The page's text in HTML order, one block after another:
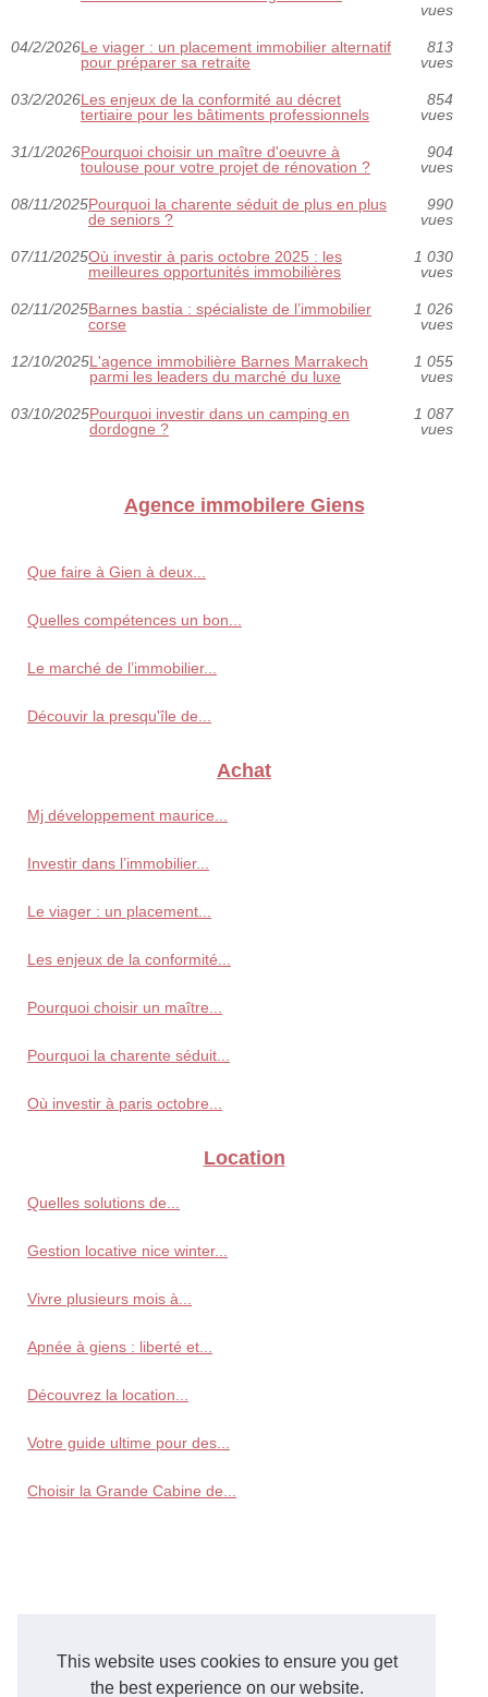
This website uses cookies to ensure you get
the best experience on our website.
vues
04/2/2026Le viager : un placement immobilier alternatif
pour préparer sa retraite
813
vues
03/2/2026Les enjeux de la conformité au décret
tertiaire pour les bâtiments professionnels
854
vues
31/1/2026Pourquoi choisir un maître d'oeuvre à
toulouse pour votre projet de rénovation ?
904
vues
08/11/2025Pourquoi la charente séduit de plus en plus
de seniors ?
990
vues
07/11/2025Où investir à paris octobre 2025 : les
meilleures opportunités immobilières
1 030
vues
02/11/2025Barnes bastia : spécialiste de l’immobilier
corse
1 026
vues
12/10/2025L'agence immobilière Barnes Marrakech
parmi les leaders du marché du luxe
1 055
vues
03/10/2025Pourquoi investir dans un camping en
dordogne ?
1 087
vues
Agence immobilere Giens
Que faire à Gien à deux...
Quelles compétences un bon...
Le marché de l’immobilier...
Découvir la presqu'île de...
Achat
Mj développement maurice...
Investir dans l’immobilier...
Le viager : un placement...
Les enjeux de la conformité...
Pourquoi choisir un maître...
Pourquoi la charente séduit...
Où investir à paris octobre...
Location
Quelles solutions de...
Gestion locative nice winter...
Vivre plusieurs mois à...
Apnée à giens : liberté et...
Découvrez la location...
Votre guide ultime pour des...
Choisir la Grande Cabine de...